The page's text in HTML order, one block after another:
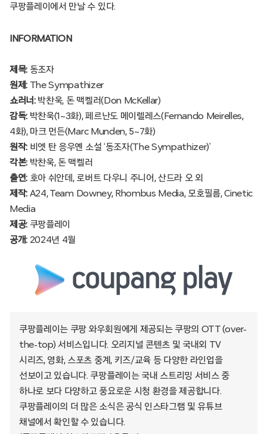
쿠팡플레이에서 만날 수 있다.​
INFORMATION
​​제목: 동조자​
​​원제: The Sympathizer​
​​쇼러​​너​​:박찬욱, 돈 맥켈러(Don McKellar)​
감독: 박찬욱(1~3화),​ ​페르난도 메이렐레스(Fernando Meirelles,
4화), ​​마크 먼든(Marc Munden, 5~7화)​
원작: 비엣 탄 응우옌 소설 ‘동조자(The Sympathizer)’​
각본: ​​ 박찬​​욱, ​​돈 맥켈러​
출연: ​​호아 쉬안데​, ​로버트 다우니 주니어, 산드라 오 외 ​
제작: A24, ​Team Downey,​ Rhombus Media, 모호필름, Cinetic
Media​
제공: 쿠팡플레이​
​​공개: 2024년 4월​
쿠팡플레이는 쿠팡 와우회원에게 제공되는 쿠팡의 OTT (over-
the-top) 서비스입니다. 오리지널 콘텐츠 및 국내외 TV
시리즈, 영화, 스포츠 중계, 키즈/교육 등 다양한 라인업을
선보이고 있습니다. 쿠팡플레이는 국내 스트리밍 서비스 중
하나로 보다 다양하고 풍요로운 시청 환경을 제공합니다.
쿠팡플레이의 더 많은 소식은 공식 인스타그램 및 유튜브
채널에서 확인할 수 있습니다.